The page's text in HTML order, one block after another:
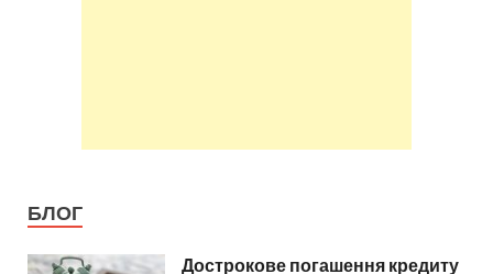
БЛОГ
Дострокове погашення кредиту